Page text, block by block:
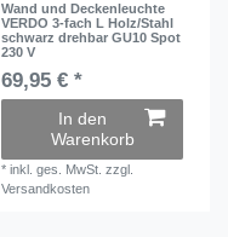
Wand und Deckenleuchte
VERDO 3-fach L Holz/Stahl
schwarz drehbar GU10 Spot
230 V
69,95 € *
In den
Warenkorb
*inkl. ges. MwSt. zzgl.
Versandkosten